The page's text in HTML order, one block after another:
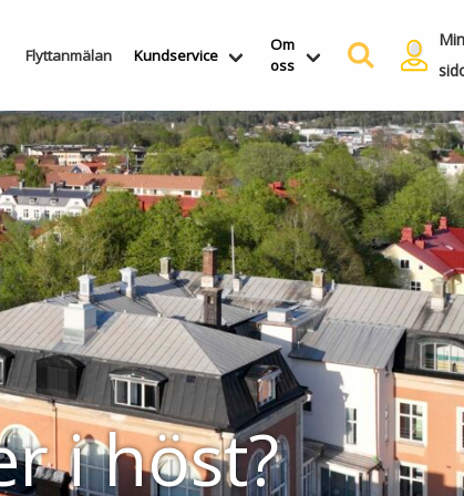
Flyttanmälan Kundservice
Om
oss
i höst?